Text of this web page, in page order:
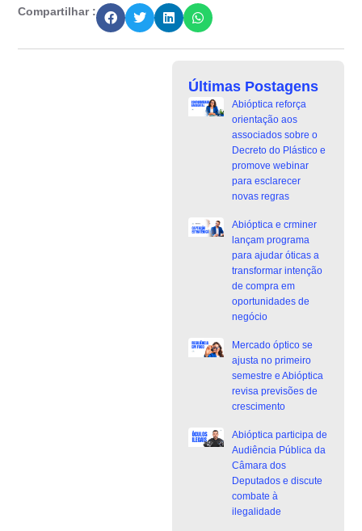
Compartilhar :
Últimas Postagens
Abióptica reforça
orientação aos
associados sobre o
Decreto do Plástico e
promove webinar
para esclarecer
novas regras
Abióptica e crminer
lançam programa
para ajudar óticas a
transformar intenção
de compra em
oportunidades de
negócio
Mercado óptico se
ajusta no primeiro
semestre e Abióptica
revisa previsões de
crescimento
Abióptica participa de
Audiência Pública da
Câmara dos
Deputados e discute
combate à
ilegalidade